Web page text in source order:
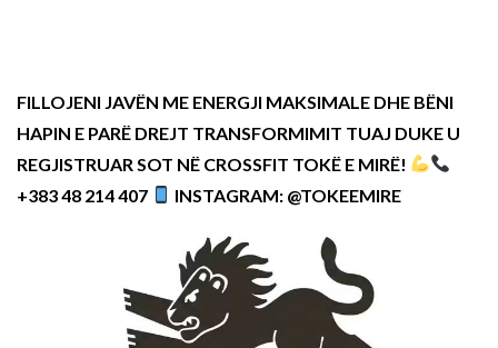
FILLOJENI JAVËN ME ENERGJI MAKSIMALE DHE BËNI
HAPIN E PARË DREJT TRANSFORMIMIT TUAJ DUKE U
REGJISTRUAR SOT NË CROSSFIT TOKË E MIRË!
+383 48 214 407
INSTAGRAM: @TOKEEMIRE